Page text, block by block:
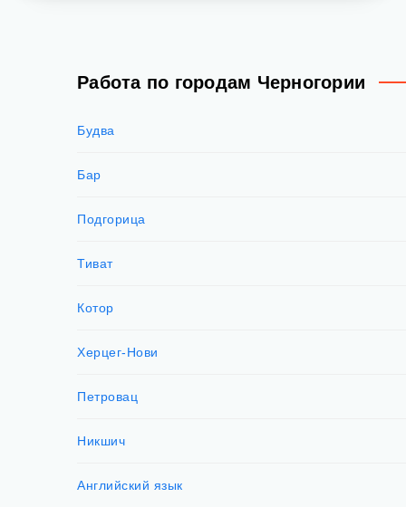
Работа по городам Черногории
Будва
Бар
Подгорица
Тиват
Котор
Херцег-Нови
Петровац
Никшич
Английский язык